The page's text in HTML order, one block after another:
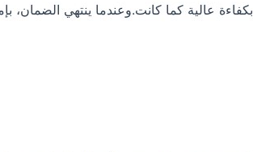
كما كانت.وعندما ينتهي الضمان،